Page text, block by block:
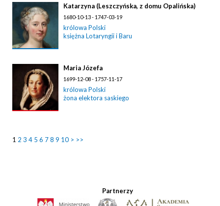
Katarzyna (Leszczyńska, z domu Opalińska)
1680-10-13 - 1747-03-19
królowa Polski
księżna Lotaryngii i Baru
Maria Józefa
1699-12-08 - 1757-11-17
królowa Polski
żona elektora saskiego
1 2 3 4 5 6 78 9 10 > >>
Partnerzy